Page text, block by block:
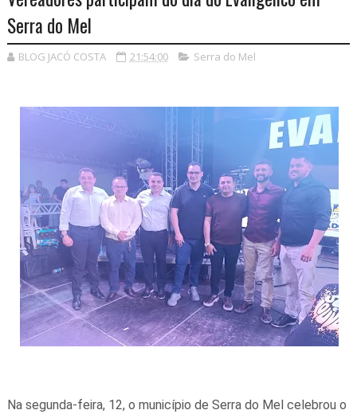
Serra do Mel
BLOG JACÓ COSTA 21:54:00 Serra do Mel
Na segunda-feira, 12, o município de Serra do Mel celebrou o